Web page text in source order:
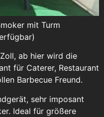
mit Turm
ab hier wird die
für Caterer, Restaurant
Barbecue Freund.
sehr imposant
Ideal für größere